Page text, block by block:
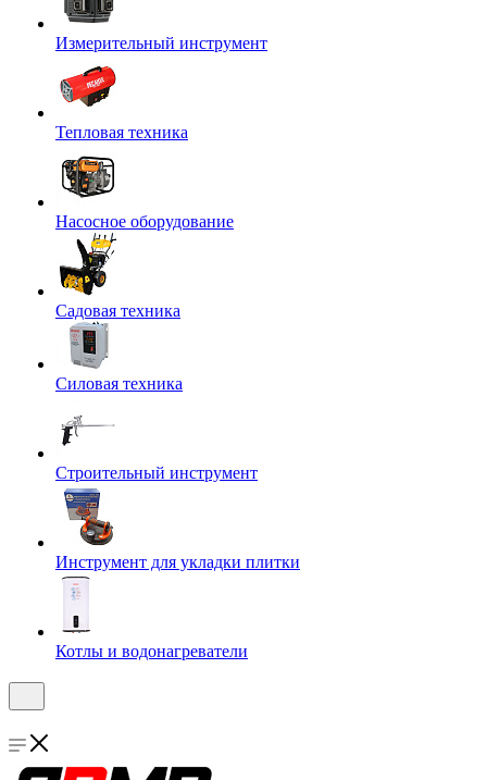
Измерительный инструмент
Тепловая техника
Насосное оборудование
Садовая техника
Силовая техника
Строительный инструмент
Инструмент для укладки плитки
Котлы и водонагреватели